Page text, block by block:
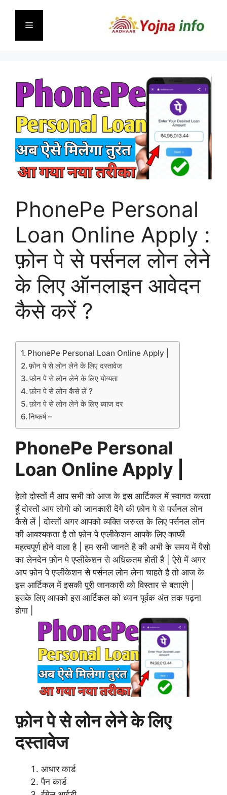
content
Menu
PhonePe Personal
Loan Online Apply :
फ़ोन पे से पर्सनल लोन लेने
के लिए ऑनलाइन आवेदन
कैसे करें ?
PhonePe Personal Loan Online Apply |
फ़ोन पे से लोन लेने के लिए दस्तावेज
फ़ोन पे से लोन लेने के लिए योग्यता
फ़ोन पे से लोन कैसे लें ?
फ़ोन पे से लोन लेने के लिए ब्याज दर
निष्कर्ष –
PhonePe Personal
Loan Online Apply |
हेलो दोस्तों मैं आप सभी को आज के इस आर्टिकल में स्वागत करता
हूँ दोस्तों आप लोगो को जानकारी देंगे की फ़ोन पे से पर्सनल लोन
कैसे लें | दोस्तों अगर आपको व्यक्ति जरुरत के लिए पर्सनल लोन
की आवश्यकता है तो फ़ोन पे एप्लीकेशन आपके लिए काफी
महत्वपूर्ण होने वाला है | हम सभी जानते है की अभी के समय में पैसो
का लेनदेन फ़ोन पे एप्लीकेशन से अधिकतम होती है | ऐसे में अगर
आप फ़ोन पे एप्लीकेशन से पर्सनल लोन लेना चाहते है तो आज के
इस आर्टिकल में इसकी पूरी जानकारी को विस्तार से बताएंगे |
इसके लिए आपको इस आर्टिकल को ध्यान पूर्वक अंत तक पढ़ना
होगा |
फ़ोन पे से लोन लेने के लिए
दस्तावेज
आधार कार्ड
पैन कार्ड